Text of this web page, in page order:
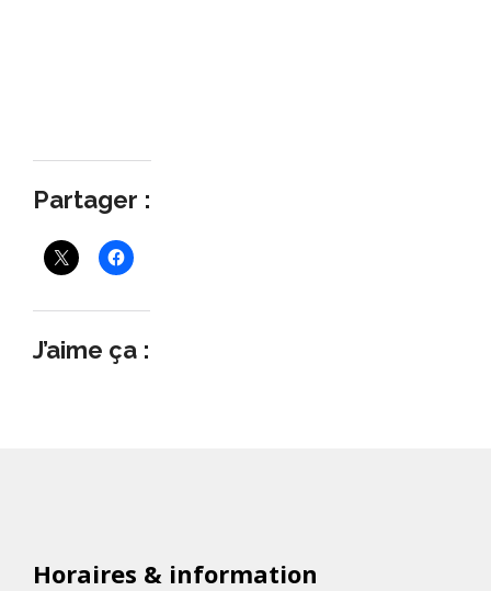
Partager :
J’aime ça :
Horaires & information